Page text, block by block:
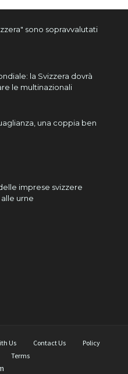
sono sopravvalutati
la Svizzera dovrà
le multinazionali
una coppia ben
imprese svizzere
urne
Us Contact Us
Policy
Terms